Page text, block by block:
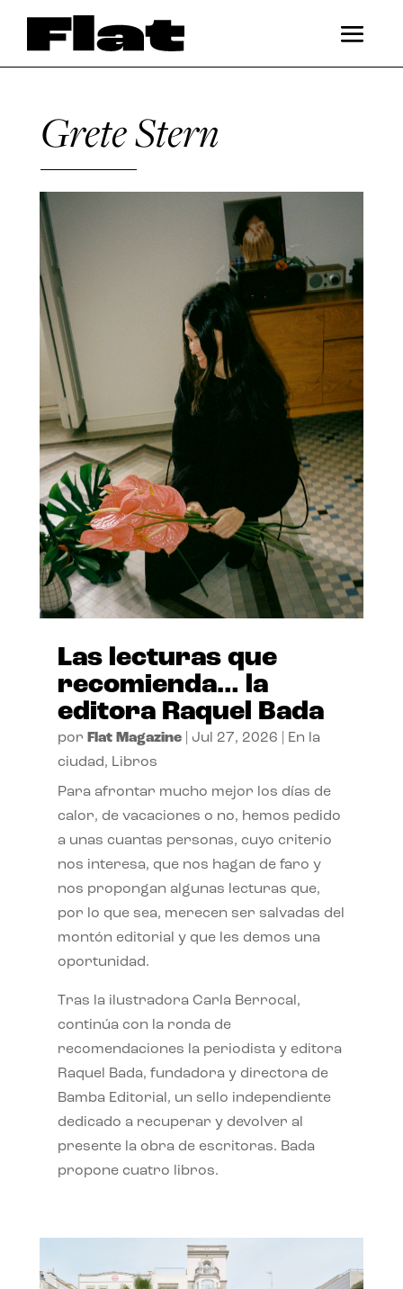
Grete Stern
Las lecturas que
recomienda… la
editora Raquel Bada
por Flat Magazine| Jul 27, 2026
En la
ciudad, Libros
Para afrontar mucho mejor los días de
calor, de vacaciones o no, hemos pedido
a unas cuantas personas, cuyo criterio
nos interesa, que nos hagan de faro y
nos propongan algunas lecturas que,
por lo que sea, merecen ser salvadas del
montón editorial y que les demos una
oportunidad.
Tras la ilustradora Carla Berrocal,
continúa con la ronda de
recomendaciones la periodista y editora
Raquel Bada, fundadora y directora de
Bamba Editorial, un sello independiente
dedicado a recuperar y devolver al
presente la obra de escritoras. Bada
propone cuatro libros.